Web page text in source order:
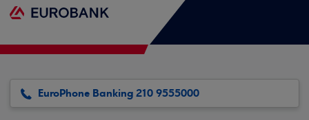
EuroPhone Banking 210 9555000